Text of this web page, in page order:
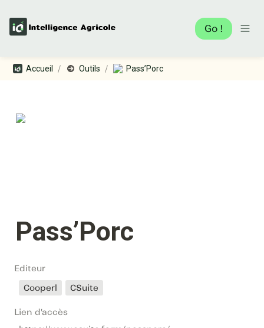
Go !
Accueil / Outils / Pass’Porc
Pass’Porc
Editeur
Cooperl
CSuite
Lien d'accès